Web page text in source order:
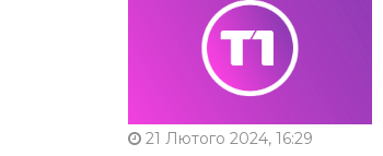
21 Лютого 2024, 16:29